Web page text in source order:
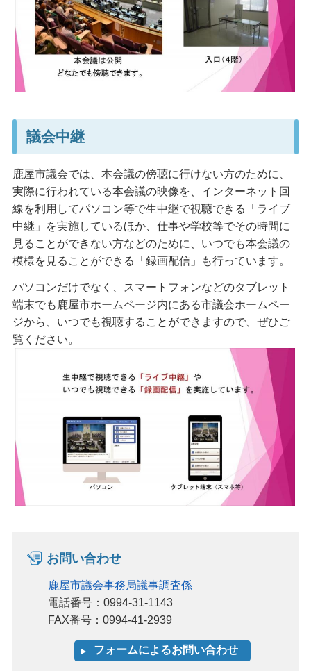
議会中継
鹿屋市議会では、本会議の傍聴に行けない方のために、
実際に行われている本会議の映像を、インターネット回
線を利用してパソコン等で生中継で視聴できる「ライブ
中継」を実施しているほか、仕事や学校等でその時間に
見ることができない方などのために、いつでも本会議の
模様を見ることができる「録画配信」も行っています。
パソコンだけでなく、スマートフォンなどのタブレット
端末でも鹿屋市ホームページ内にある市議会ホームペー
ジから、いつでも視聴することができますので、ぜひご
覧ください。
お問い合わせ
鹿屋市議会事務局議事調査係
電話番号：0994-31-1143
FAX番号：0994-41-2939